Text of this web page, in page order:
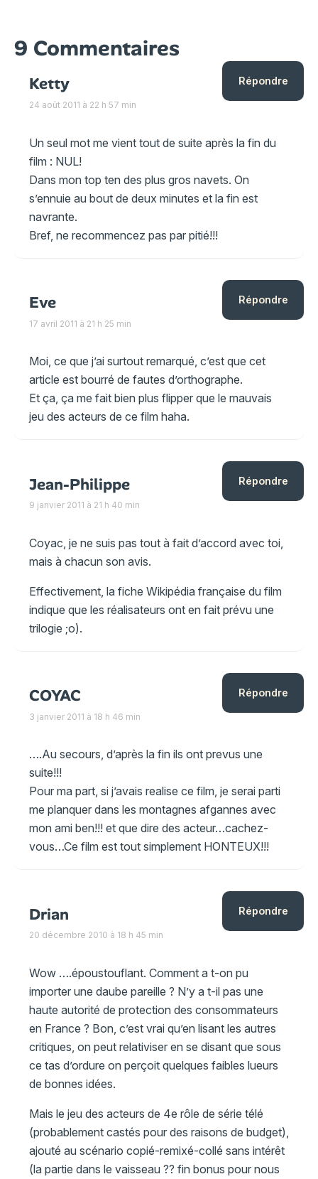
9 Commentaires
Ketty
24 août 2011 à 22 h 57 min
Un seul mot me vient tout de suite après la fin du
film : NUL!
Dans mon top ten des plus gros navets. On
s’ennuie au bout de deux minutes et la fin est
navrante.
Bref, ne recommencez pas par pitié!!!
Répondre
Eve
17 avril 2011 à 21 h 25 min
Moi, ce que j’ai surtout remarqué, c’est que cet
article est bourré de fautes d’orthographe.
Et ça, ça me fait bien plus flipper que le mauvais
jeu des acteurs de ce film haha.
Répondre
Jean-Philippe
9 janvier 2011 à 21 h 40 min
Coyac, je ne suis pas tout à fait d’accord avec toi,
mais à chacun son avis.
Effectivement, la fiche Wikipédia française du film
indique que les réalisateurs ont en fait prévu une
trilogie ;o).
Répondre
COYAC
3 janvier 2011 à 18 h 46 min
….Au secours, d’après la fin ils ont prevus une
suite!!!
Pour ma part, si j’avais realise ce film, je serai parti
me planquer dans les montagnes afgannes avec
mon ami ben!!! et que dire des acteur…cachez-
vous…Ce film est tout simplement HONTEUX!!!
Répondre
Drian
20 décembre 2010 à 18 h 45 min
Wow ….époustouflant. Comment a t-on pu
importer une daube pareille ? N’y a t-il pas une
haute autorité de protection des consommateurs
en France ? Bon, c’est vrai qu’en lisant les autres
critiques, on peut relativiser en se disant que sous
ce tas d’ordure on perçoit quelques faibles lueurs
de bonnes idées.
Mais le jeu des acteurs de 4e rôle de série télé
(probablement castés pour des raisons de budget),
ajouté au scénario copié-remixé-collé sans intérêt
(la partie dans le vaisseau ?? fin bonus pour nous
Répondre